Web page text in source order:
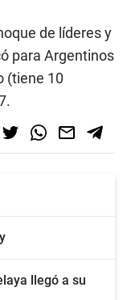
de líderes y
para Argentinos
(tiene 10
llegó a su